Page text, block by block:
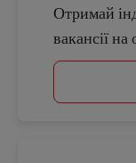
Отримай
вакансії на